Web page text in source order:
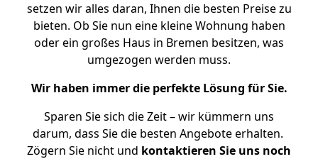
setzen wir alles daran, Ihnen die besten Preise zu
bieten. Ob Sie nun eine kleine Wohnung haben
oder ein großes Haus in Bremen besitzen, was
umgezogen werden muss.
Wir haben immer die perfekte Lösung für Sie.
Sparen Sie sich die Zeit – wir kümmern uns
darum, dass Sie die besten Angebote erhalten.
Zögern Sie nicht und kontaktieren Sie uns noch